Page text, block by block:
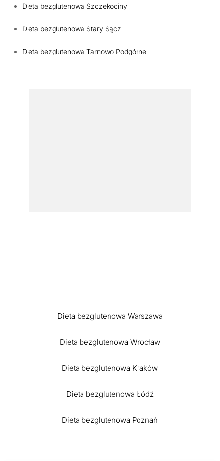
Dieta bezglutenowa Szczekociny
Dieta bezglutenowa Stary Sącz
Dieta bezglutenowa Tarnowo Podgórne
Dieta bezglutenowa Warszawa
Dieta bezglutenowa Wrocław
Dieta bezglutenowa Kraków
Dieta bezglutenowa Łódź
Dieta bezglutenowa Poznań